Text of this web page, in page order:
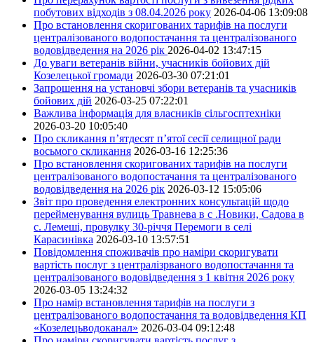
побутових відходів з 08.04.2026 року 2026-04-06 13:09:08
Про встановлення скоригованих тарифів на послуги
централізованого водопостачання та централізованого
водовідведення на 2026 рік 2026-04-02 13:47:15
До уваги ветеранів війни, учасників бойових дій
Козелецької громади 2026-03-30 07:21:01
Запрошення на установчі збори ветеранів та учасників
бойових дій 2026-03-25 07:22:01
Важлива інформація для власників сільгосптехніки
2026-03-20 10:05:40
Про скликання п’ятдесят п’ятої сесії селищної ради
восьмого скликання 2026-03-16 12:25:36
Про встановлення скоригованих тарифів на послуги
централізованого водопостачання та централізованого
водовідведення на 2026 рік 2026-03-12 15:05:06
Звіт про проведення електронних консультацій щодо
перейменування вулиць Травнева в с .Новики, Садова в
с. Лемеші, провулку 30-річчя Перемоги в селі
Карасинівка 2026-03-10 13:57:51
Повідомлення споживачів про наміри скоригувати
вартість послуг з централізрваного водопостачання та
централізованого водовідведення з 1 квітня 2026 року
2026-03-05 13:24:32
Про намір встановлення тарифів на послуги з
централізованого водопостачання та водовідведення КП
«Козелецьводоканал» 2026-03-04 09:12:48